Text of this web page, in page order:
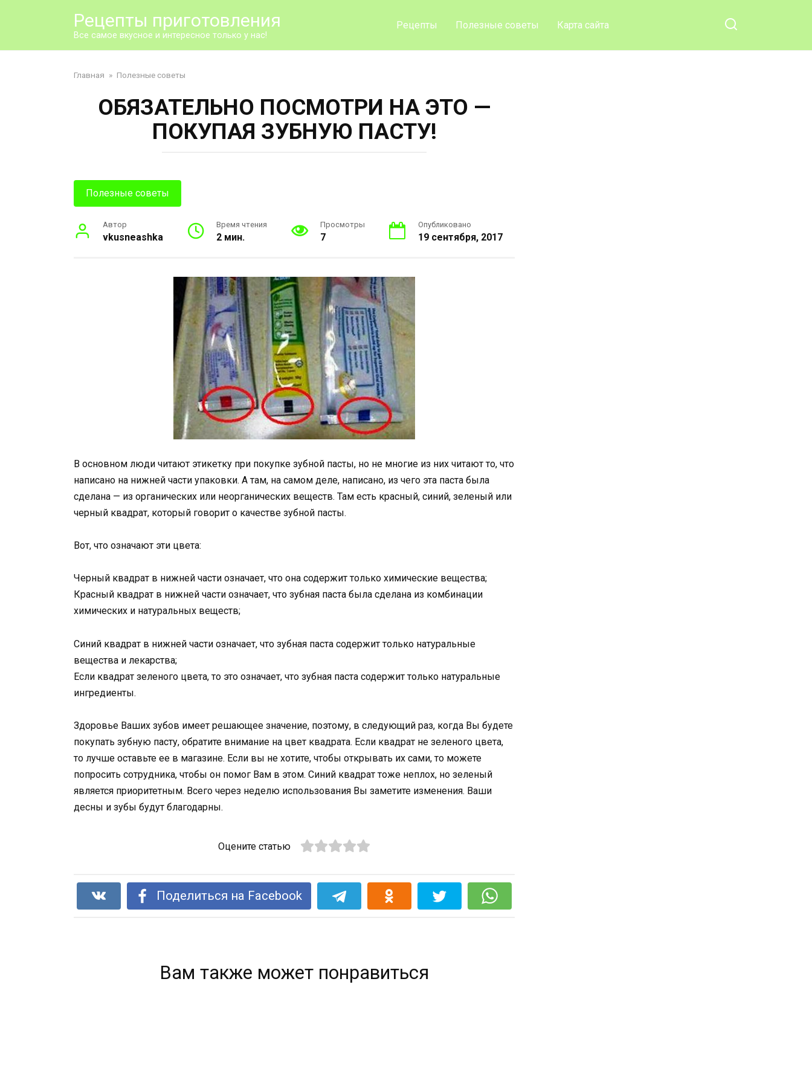
Рецепты приготовления
Все самое вкусное и интересное только у нас!
Рецепты Полезные советы Карта сайта
Главная » Полезные советы
ОБЯЗАТЕЛЬНО ПОСМОТРИ НА ЭТО —
ПОКУПАЯ ЗУБНУЮ ПАСТУ!
Полезные советы
Автор
vkusneashka
Время чтения
2 мин.
Просмотры
7
Опубликовано
19 сентября, 2017
В основном люди читают этикетку при покупке зубной пасты, но не многие из них читают то, что
написано на нижней части упаковки. А там, на самом деле, написано, из чего эта паста была
сделана — из органических или неорганических веществ. Там есть красный, синий, зеленый или
черный квадрат, который говорит о качестве зубной пасты.
Вот, что означают эти цвета:
Черный квадрат в нижней части означает, что она содержит только химические вещества;
Красный квадрат в нижней части означает, что зубная паста была сделана из комбинации
химических и натуральных веществ;
Синий квадрат в нижней части означает, что зубная паста содержит только натуральные
вещества и лекарства;
Если квадрат зеленого цвета, то это означает, что зубная паста содержит только натуральные
ингредиенты.
Здоровье Ваших зубов имеет решающее значение, поэтому, в следующий раз, когда Вы будете
покупать зубную пасту, обратите внимание на цвет квадрата. Если квадрат не зеленого цвета,
то лучше оставьте ее в магазине. Если вы не хотите, чтобы открывать их сами, то можете
попросить сотрудника, чтобы он помог Вам в этом. Синий квадрат тоже неплох, но зеленый
является приоритетным. Всего через неделю использования Вы заметите изменения. Ваши
десны и зубы будут благодарны.
Оцените статью
Поделиться на Facebook
Вам также может понравиться